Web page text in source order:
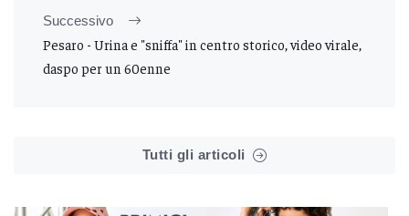
Successivo
Pesaro - Urina e "sniffa" in centro storico, video virale,
daspo per un 60enne
Tutti gli articoli